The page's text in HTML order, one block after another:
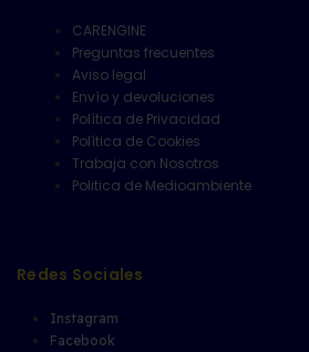
CARENGINE
Preguntas frecuentes
Aviso legal
Envío y devoluciones
Política de Privacidad
Política de Cookies
Trabaja con Nosotros
Politica de Medioambiente
Redes Sociales
Instagram
Facebook